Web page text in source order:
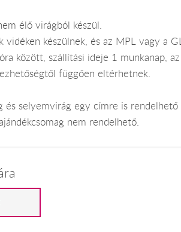
élő virágból készül.
vidéken készülnek, és az MPL vagy a
között, szállítási ideje 1 munkanap,
függően eltérhetnek.
és selyemvirág egy címre is
nem rendelhető.